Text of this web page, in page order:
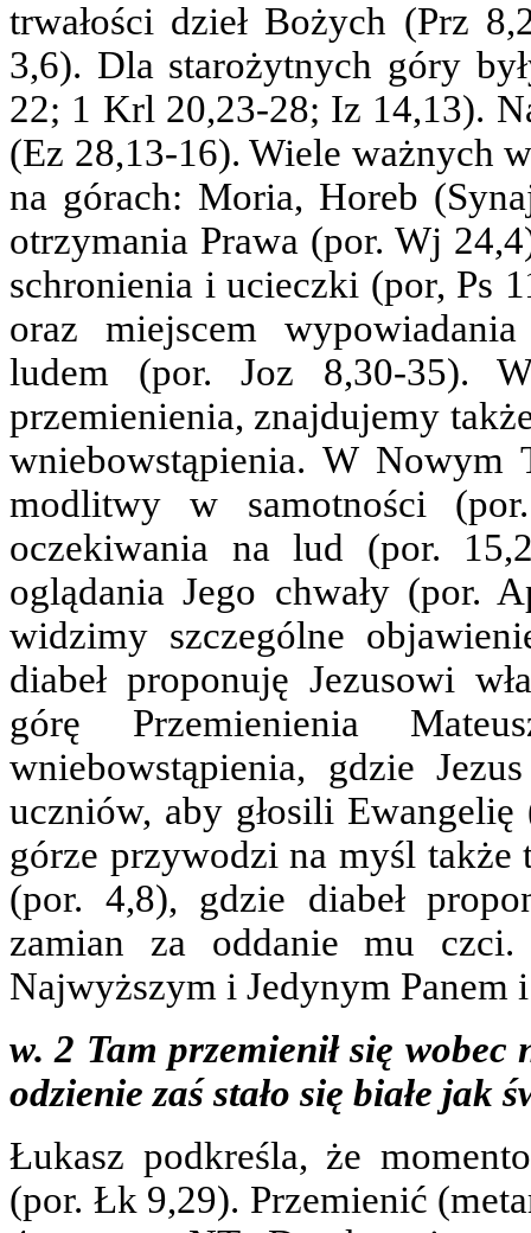
trwałości dzieł Bożych (Prz
3,6). Dla starożytnych góry
22; 1 Krl 20,23-28; Iz 14,13).
(Ez 28,13-16). Wiele ważnych
na górach: Moria, Horeb
otrzymania Prawa (por. Wj
schronienia i ucieczki (por, Ps
oraz miejscem
ludem (por. Joz 8,30-35).
przemienienia, znajdujemy
wniebowstąpienia. W Nowym
modlitwy w samotności
oczekiwania na lud (por.
oglądania Jego chwały (por.
widzimy szczególne
diabeł proponuję Jezusowi
górę Przemienienia
wniebowstąpienia, gdzie
uczniów, aby głosili
górze przywodzi na myśl także
(por. 4,8), gdzie diabeł
zamian za oddanie mu
Najwyższym i Jedynym Panem
w. 2 Tam przemienił się wobec
odzienie zaś stało się białe jak
Łukasz podkreśla, że
(por. Łk 9,29). Przemienić